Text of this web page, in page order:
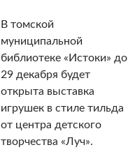
В томской
муниципальной
библиотеке «Истоки» до
29 декабря будет
открыта выставка
игрушек в стиле тильда
от центра детского
творчества «Луч».